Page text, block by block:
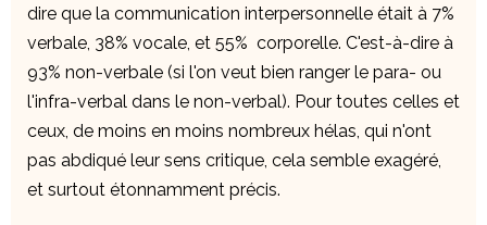
dire que la communication interpersonnelle était à 7%
verbale, 38% vocale, et 55% corporelle. C'est-à-dire à
93% non-verbale (si l'on veut bien ranger le para- ou
l'infra-verbal dans le non-verbal). Pour toutes celles et
ceux, de moins en moins nombreux hélas, qui n'ont
pas abdiqué leur sens critique, cela semble exagéré,
et surtout étonnamment précis.